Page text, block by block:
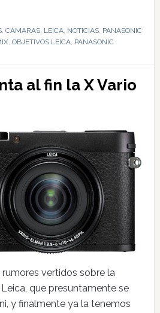
, CÁMARAS, LEICA, NOTICIAS, PANASONIC
, OBJETIVOS LEICA, PANASONIC
al fin la X Vario
vertidos sobre la
que presuntamente se
y finalmente ya la tenemos